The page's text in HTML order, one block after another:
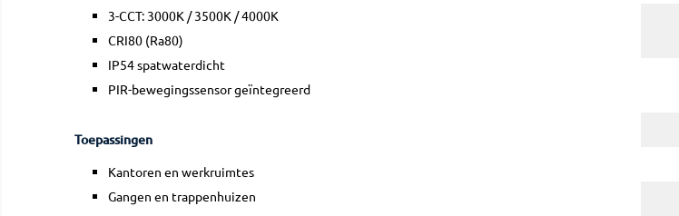
3-CCT: 3000K / 3500K / 4000K
CRI80 (Ra80)
IP54 spatwaterdicht
PIR-bewegingssensor geïntegreerd
Toepassingen
Kantoren en werkruimtes
Gangen en trappenhuizen